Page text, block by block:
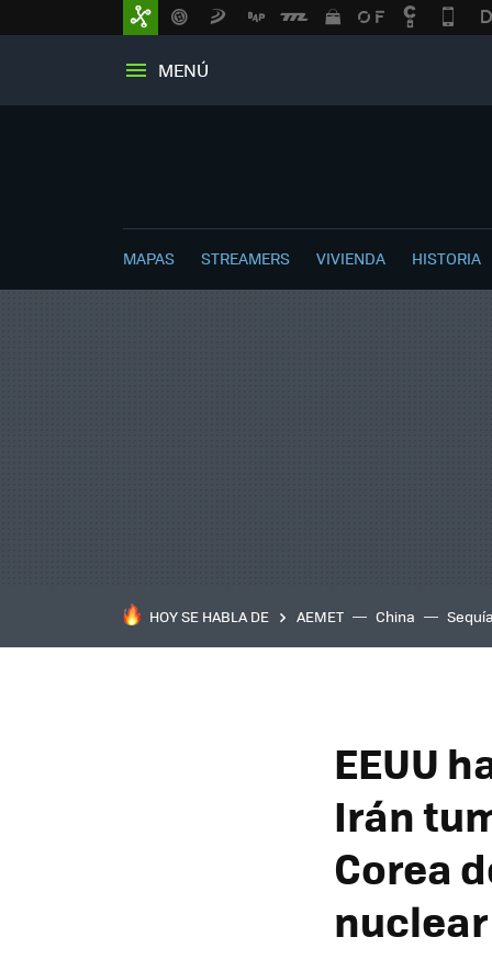
MENÚ
MAPAS STREAMERS VIVIENDA HISTORIA
HOY SE HABLA DE AEMET China Sequía
EEUU
Irán
Corea